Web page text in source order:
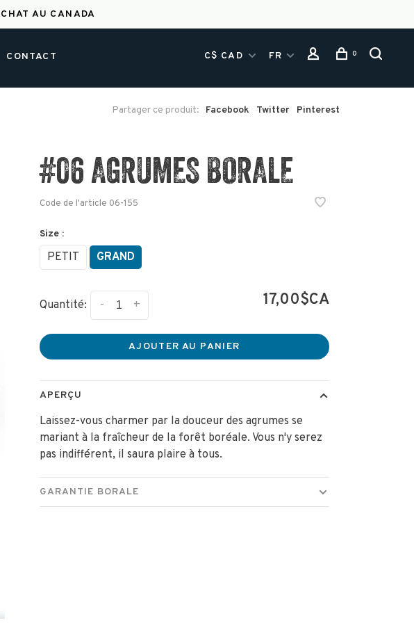
AU CANADA
CONTACT C$ CAD FR 0
Partager ce produit: Facebook Twitter Pinterest
#06 AGRUMES BORALE
Code de l'article 06-155
Size :
PETIT GRAND
Quantité: +
- 17,00$CA
AJOUTER AU PANIER
APERÇU
Laissez-vous charmer par la douceur des agrumes se
mariant à la fraîcheur de la forêt boréale. Vous n'y serez
pas indifférent, il saura plaire à tous.
GARANTIE BORALE